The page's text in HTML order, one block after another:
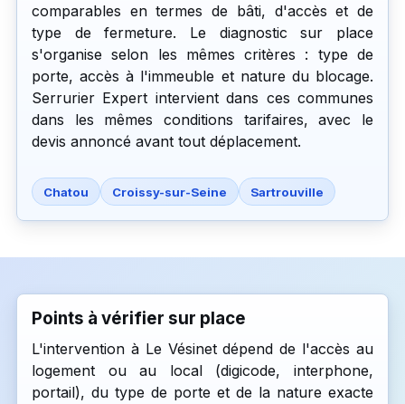
comparables en termes de bâti, d'accès et de
type de fermeture. Le diagnostic sur place
s'organise selon les mêmes critères : type de
porte, accès à l'immeuble et nature du blocage.
Serrurier Expert intervient dans ces communes
dans les mêmes conditions tarifaires, avec le
devis annoncé avant tout déplacement.
Chatou Croissy-sur-Seine Sartrouville
Points à vérifier sur place
L'intervention à Le Vésinet dépend de l'accès au
logement ou au local (digicode, interphone,
portail), du type de porte et de la nature exacte